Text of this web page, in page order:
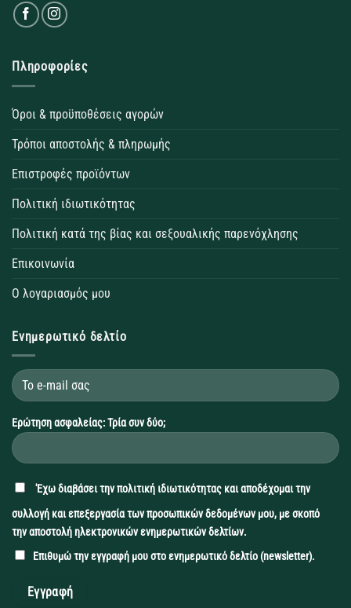
Πληροφορίες
Όροι & προϋποθέσεις αγορών
Τρόποι αποστολής & πληρωμής
Επιστροφές προϊόντων
Πολιτική ιδιωτικότητας
Πολιτική κατά της βίας και σεξουαλικής παρενόχλησης
Επικοινωνία
Ο λογαριασμός μου
Ενημερωτικό δελτίο
Ερώτηση ασφαλείας: Τρία συν δύο;
'Εχω διαβάσει τηνπολιτική ιδιωτικότητας και αποδέχομαι την
συλλογή και επεξεργασία των προσωπικών δεδομένων μου, με σκοπό
την αποστολή ηλεκτρονικών ενημερωτικών δελτίων.
Επιθυμώ την εγγραφή μου στο ενημερωτικό δελτίο (newsletter).